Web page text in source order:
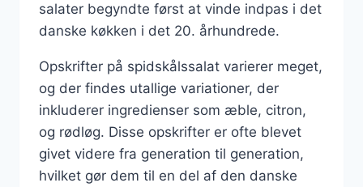
salater begyndte først at vinde indpas i det
danske køkken i det 20. århundrede.
Opskrifter på spidskålssalat varierer meget,
og der findes utallige variationer, der
inkluderer ingredienser som æble, citron,
og rødløg. Disse opskrifter er ofte blevet
givet videre fra generation til generation,
hvilket gør dem til en del af den danske